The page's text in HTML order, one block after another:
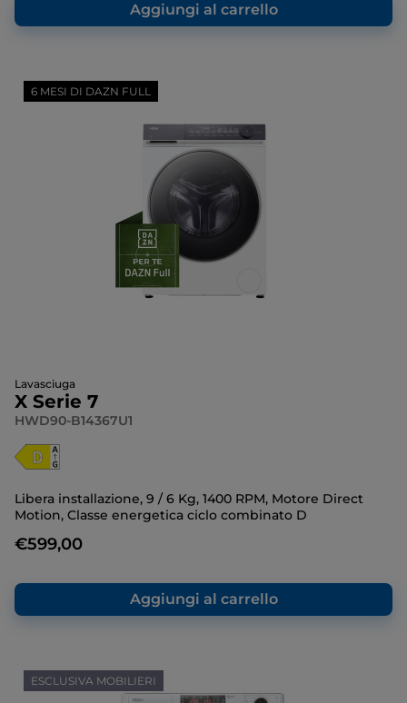
Aggiungi al carrello
6 MESI DI DAZN FULL
Lavasciuga
X Serie 7
HWD90-B14367U1
Libera installazione, 9 / 6 Kg, 1400 RPM, Motore Direct
Motion, Classe energetica ciclo combinato D
€599,00
Aggiungi al carrello
ESCLUSIVA MOBILIERI